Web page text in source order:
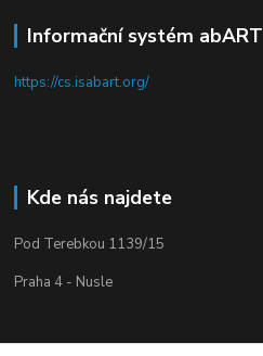
Informační systém abART
https://cs.isabart.org/
Kde nás najdete
Pod Terebkou 1139/15
Praha 4 - Nusle